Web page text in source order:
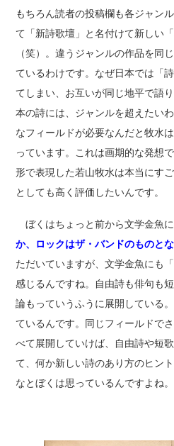
もちろん読者の投稿欄も各ジャン
て「新詩歌壇」と名付けて新しい
（笑）。違うジャンルの作品を同
ているわけです。なぜ日本では「
てしまい、お互いが同じ地平で語
本の詩には、ジャンルを超えたい
なフィールドが必要なんだと牧水
っています。これは画期的な発想
形で表現した若山牧水は本当にす
としても高く評価したいんです。
ぼくはちょっと前から文学金魚
か、ロックはザ・バンドのものとな
ただいていますが、文学金魚にも
感じるんですね。自由詩も俳句も
論もっていうふうに展開している
ているんです。同じフィールドで
べて展開していけば、自由詩や短
て、何か新しい詩のあり方のヒン
なとぼくは思っているんですよね。